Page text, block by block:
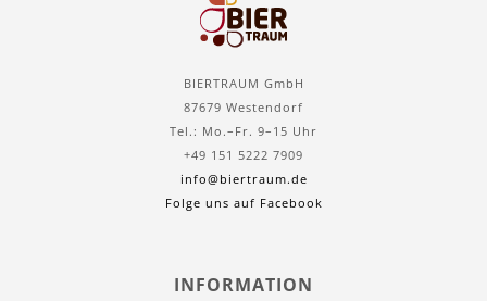
BIERTRAUM GmbH
87679 Westendorf
Tel.: Mo.–Fr. 9–15 Uhr
+49 151 5222 7909
info@biertraum.de
Folge uns auf Facebook
INFORMATION